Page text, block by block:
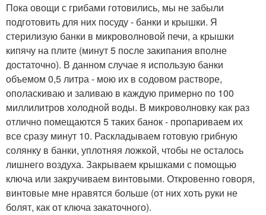
Пока овощи с грибами готовились, мы не забыли
подготовить для них посуду - банки и крышки. Я
стерилизую банки в микроволновой печи, а крышки
кипячу на плите (минут 5 после закипания вполне
достаточно). В данном случае я использую банки
объемом 0,5 литра - мою их в содовом растворе,
ополаскиваю и заливаю в каждую примерно по 100
миллилитров холодной воды. В микроволновку как раз
отлично помещаются 5 таких банок - пропариваем их
все сразу минут 10. Раскладываем готовую грибную
солянку в банки, уплотняя ложкой, чтобы не осталось
лишнего воздуха. Закрываем крышками с помощью
ключа или закручиваем винтовыми. Откровенно говоря,
винтовые мне нравятся больше (от них хоть руки не
болят, как от ключа закаточного).